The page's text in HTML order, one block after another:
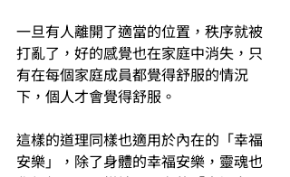
一旦有人離開了適當的位置，秩序就被
打亂了，好的感覺也在家庭中消失，只
有在每個家庭成員都覺得舒服的情況
下，個人才會覺得舒服。
這樣的道理同樣也適用於內在的「幸福
安樂」，除了身體的幸福安樂，靈魂也